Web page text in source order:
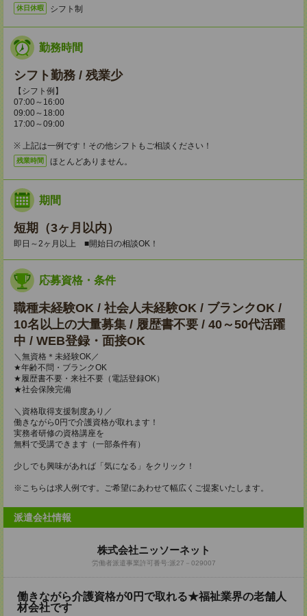
休日休暇 シフト制
勤務時間
シフト勤務 / 残業少
【シフト例】
07:00～16:00
09:00～18:00
17:00～09:00
※ 上記は一例です！その他シフトもご相談ください！
残業時間 ほとんどありません。
期間
短期（3ヶ月以内）
即日～2ヶ月以上 ■開始日の相談OK！
応募資格・条件
職種未経験OK / 社会人未経験OK / ブランクOK /
10名以上の大量募集 / 履歴書不要 / 40～50代活躍
中 / WEB登録・面接OK
＼無資格＊未経験OK／
★年齢不問・ブランクOK
★履歴書不要・来社不要（電話登録OK）
★社会保険完備
＼資格取得支援制度あり／
働きながら0円で介護資格が取れます！
実務者研修の資格講座を
無料で受講できます（一部条件有）
少しでも興味があれば「気になる」をクリック！
※こちらは求人例です。ご希望にあわせて幅広くご提案いたします。
派遣会社情報
株式会社ニッソーネット
労働者派遣事業許可番号:派27－029007
働きながら介護資格が0円で取れる★福祉業界の老舗人
材会社です